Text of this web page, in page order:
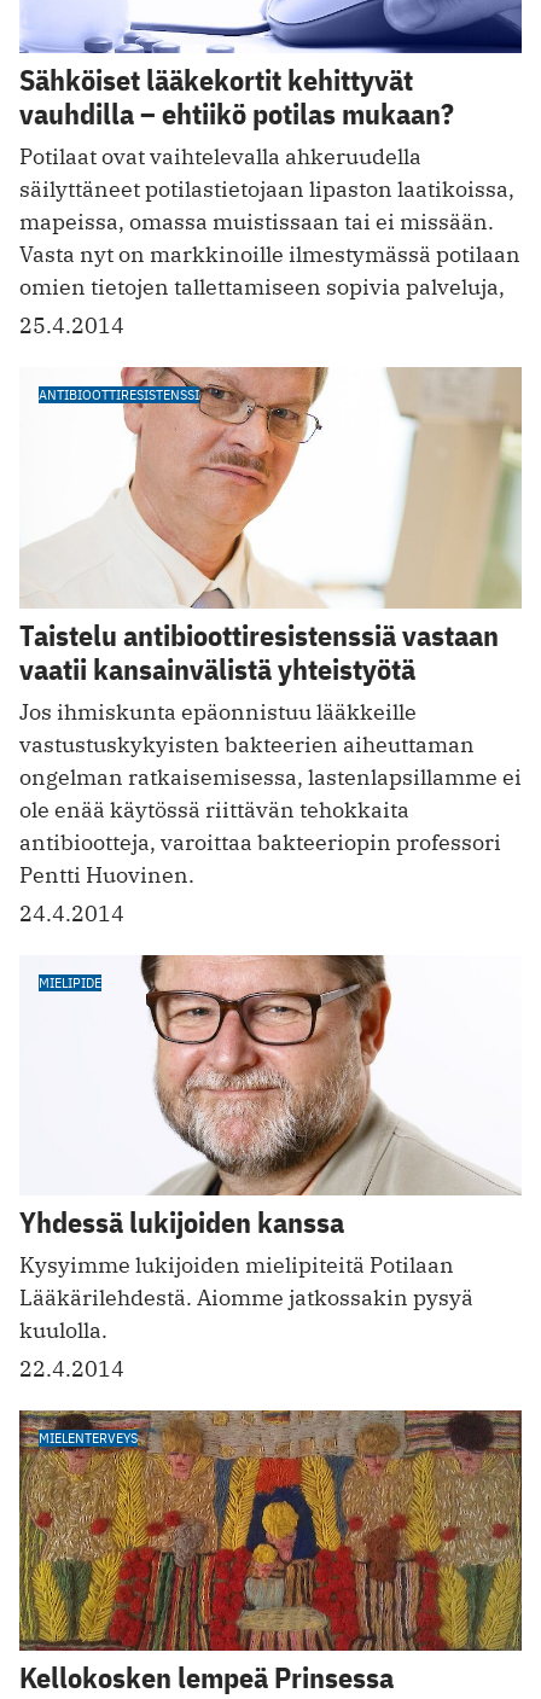
Sähköiset lääkekortit kehittyvät
vauhdilla – ehtiikö potilas mukaan?
Potilaat ovat vaihtelevalla ahkeruudella
säilyttäneet potilastietojaan lipaston laatikoissa,
mapeissa, omassa muistissaan tai ei missään.
Vasta nyt on markkinoille ilmestymässä potilaan
omien tietojen tallettamiseen sopivia palveluja,
25.4.2014
ANTIBIOOTTIRESISTENSSI
Taistelu antibioottiresistenssiä vastaan
vaatii kansainvälistä yhteistyötä
Jos ihmiskunta epäonnistuu lääkkeille
vastustuskykyisten bakteerien aiheuttaman
ongelman ratkaisemisessa, lastenlapsillamme ei
ole enää käytössä riittävän tehokkaita
antibiootteja, varoittaa bakteeriopin professori
Pentti Huovinen.
24.4.2014
MIELIPIDE
Yhdessä lukijoiden kanssa
Kysyimme lukijoiden mielipiteitä Potilaan
Lääkärilehdestä. Aiomme jatkossakin pysyä
kuulolla.
22.4.2014
MIELENTERVEYS
Kellokosken lempeä Prinsessa